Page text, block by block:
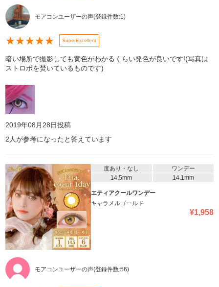
モアコンユーザーの声(登録件数:1)
★★★★★ SuperExcellent
暗い場所で撮影しても黄色がわかるくらい発色が良いです!(写真は
ストロボを焚いているものです)
2019年08月28日投稿
2 人が参考になったと答えています
度あり・なし
ワンデー
14.5mm
14.1mm
エティアクールワンデー
キャラメルゴールド
¥1,958
モアコンユーザーの声(登録件数:56)